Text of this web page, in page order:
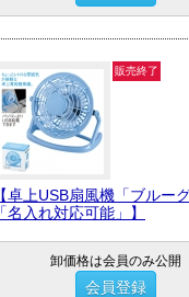
販売終了
【卓上USB扇風機「ブルー
「名入れ対応可能」】
卸価格は会員のみ公開
会員登録